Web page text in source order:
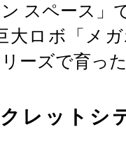
スペース」
大ロボ「メ
リーズで育っ
レットシ